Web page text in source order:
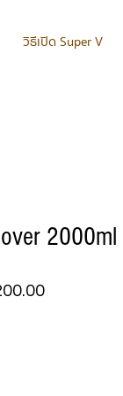
วิธีเปิด Super V
2000ml
ราคา